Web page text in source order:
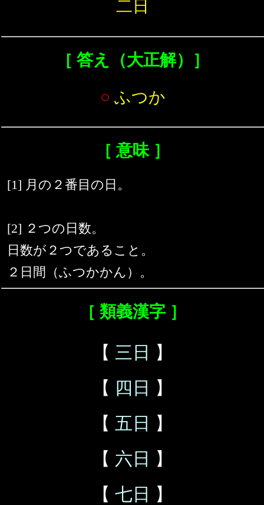
二日
［ 答え（大正解）］
○ ふつか
［ 意味 ］
[1] 月の２番目の日。
[2] ２つの日数。
日数が２つであること。
２日間（ふつかかん）。
［ 類義漢字 ］
【 三日
】
【 四日
】
【 五日
】
【 六日
】
【 七日
】